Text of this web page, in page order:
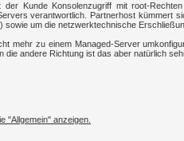
der Kunde Konsolenzugriff mit root-
verantwortlich. Partnerhost kümmert
sowie um die netzwerktechnische
mehr zu einem Managed-Server
die andere Richtung ist das aber natürlich
"Allgemein" anzeigen.